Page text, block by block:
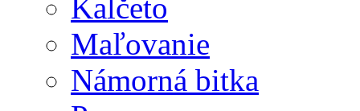
Kalčeto
Maľovanie
Námorná bitka